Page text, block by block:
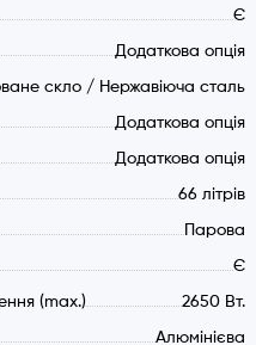
підігріву
Є
Додаткова опція
скло / Нержавіюча сталь
Додаткова опція
Додаткова опція
66 літрів
Парова
Є
(max.) 2650 Вт.
Алюмінієва